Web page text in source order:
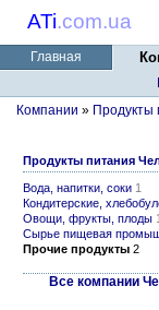
ATi.com.ua
Главная
Компании » Продукты
Продукты питания
Вода, напитки, соки 1
Кондитерские,
Овощи, фрукты, плоды 1
Сырье пищевая
Прочие продукты 2
Все компании